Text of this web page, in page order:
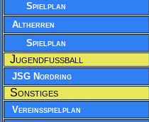
Spielplan
Altherren
Spielplan
Jugendfussball
JSG Nordring
Sonstiges
Vereinsspielplan